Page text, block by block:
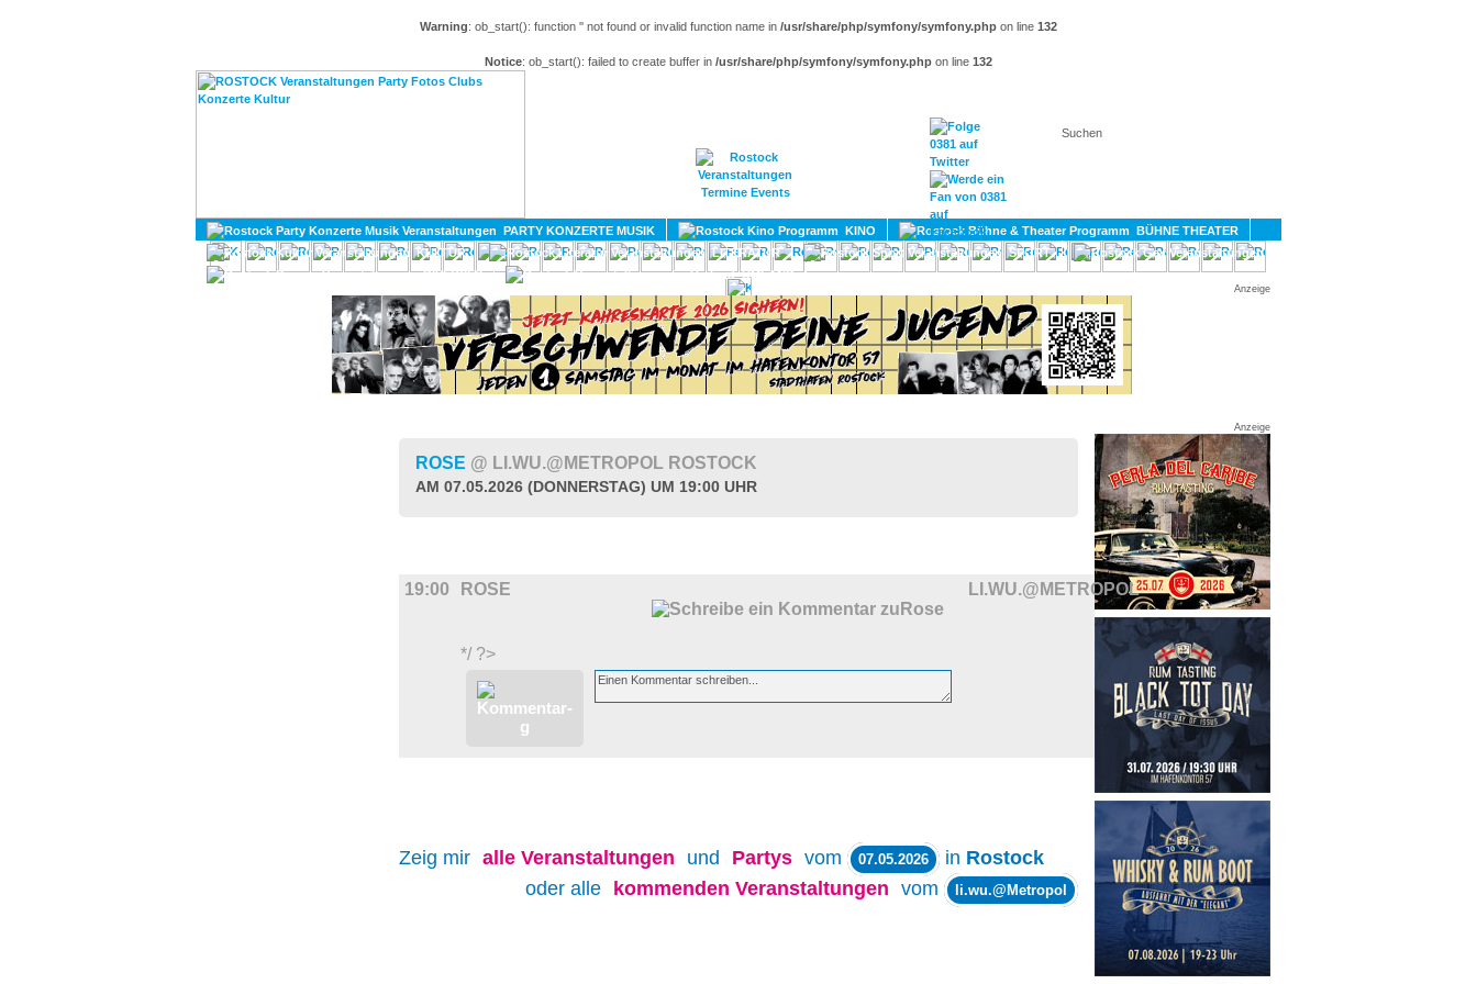
Warning: ob_start(): function '' not found or invalid function name in /usr/share/php/symfony/symfony.php on line 132
Notice: ob_start(): failed to create buffer in /usr/share/php/symfony/symfony.php on line 132
KONTAKT
PARTY KONZERTE MUSIK KINO
BÜHNE THEATER
KULTUR
LITERATUR SPORT
GAY
DIVERSES
UMLAND
Anzeige
Anzeige
ROSE @ LI.WU.@METROPOL ROSTOCK
AM 07.05.2026 (DONNERSTAG) UM 19:00 UHR
19:00 ROSE LI.WU.@METROPOL
*/ ?>
Zeig mir alle Veranstaltungen und Partys vom 07.05.2026 in Rostock
oder alle
kommenden Veranstaltungen vom li.wu.@Metropol